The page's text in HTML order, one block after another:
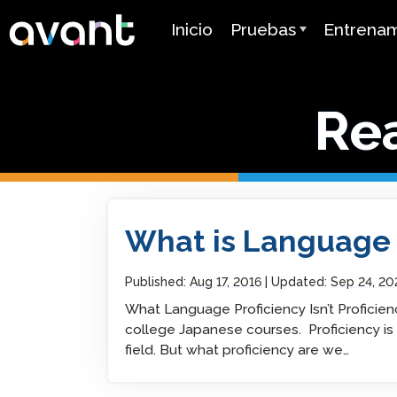
Skip to main content
Inicio
Pruebas
Prueba de Lengua
Herencia Española
Prueba de
Árabe (APT)
Precios
Avant
Mira
Guías de
What is
Published:Aug 17, 2016 Updated:Sep 24,
What Language Proficiency Isn’t
college Japanese courses. Proficiency
field. But what proficiency are we…